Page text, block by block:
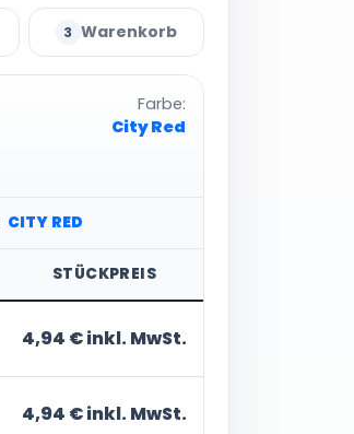
3 Warenkorb
Farbe:
City Red
CITY RED
STÜCKPREIS
4,94 € inkl. MwSt.
4,94 € inkl. MwSt.